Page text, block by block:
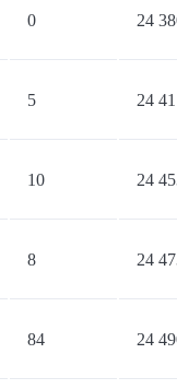
0 24
5 24
10 24
8 24
84 24